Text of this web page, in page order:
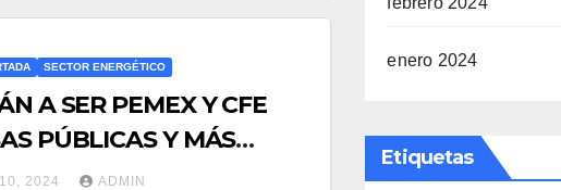
SECTOR ENERGÉTICO
A SER PEMEX Y CFE
PÚBLICAS Y MÁS
SHEINBAUM.
2024 ADMIN
enero 2024
Etiquetas